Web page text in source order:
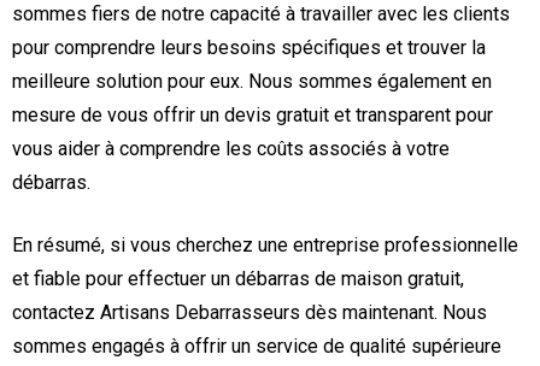
sommes fiers de notre capacité à travailler avec les clients
pour comprendre leurs besoins spécifiques et trouver la
meilleure solution pour eux. Nous sommes également en
mesure de vous offrir un devis gratuit et transparent pour
vous aider à comprendre les coûts associés à votre
débarras.
En résumé, si vous cherchez une entreprise professionnelle
et fiable pour effectuer un débarras de maison gratuit,
contactez Artisans Debarrasseurs dès maintenant. Nous
sommes engagés à offrir un service de qualité supérieure